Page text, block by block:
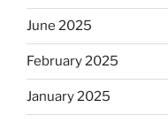
June 2025
February 2025
January 2025